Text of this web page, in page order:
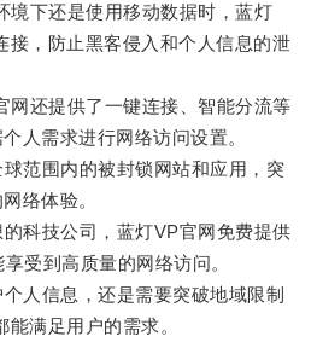
下还是使用移动数据时，蓝灯
接，防止黑客侵入和个人信息的泄
还提供了一键连接、智能分流等
人需求进行网络访问设置。
围内的被封锁网站和应用，突
络体验。
技公司，蓝灯VP官网免费提供
受到高质量的网络访问。
信息，还是需要突破地域限制
满足用户的需求。